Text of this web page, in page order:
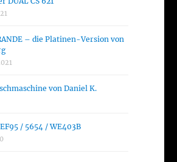
– die Platinen-Version von
von Daniel K.
/ 5654 / WE403B